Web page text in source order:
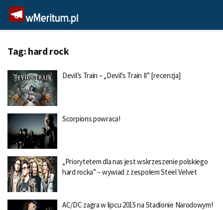
Tag: hard rock
Devil’s Train – „Devil’s Train II” [recenzja]
Scorpions powraca!
„Priorytetem dla nas jest wskrzeszenie polskiego
hard rocka” – wywiad z zespołem Steel Velvet
AC/DC zagra w lipcu 2015 na Stadionie Narodowym!